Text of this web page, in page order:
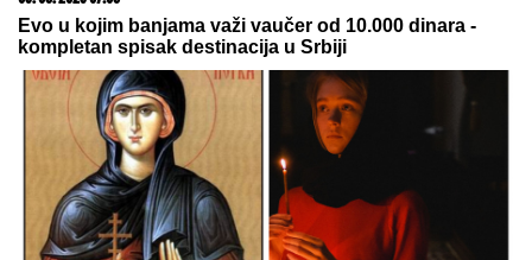
03. 08. 2026 07:31
25.000 kupaca već kupuje uz PerSu Extra. A ti? Saznaj
više